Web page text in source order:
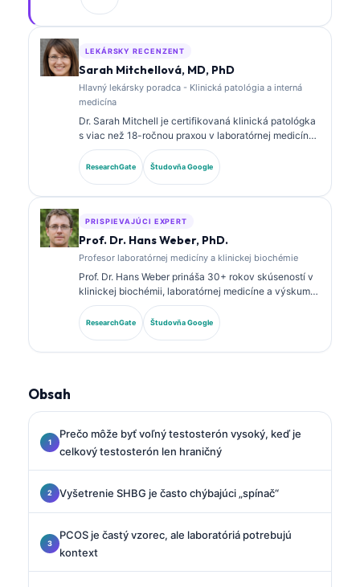
interpretácii biomarkerov a laboratórnej diagnostike v
oblasti laboratórnej medicíny.
LEKÁRSKY RECENZENT
Sarah Mitchellová, MD, PhD
Hlavný lekársky poradca - Klinická patológia a interná
medicína
Dr. Sarah Mitchell je certifikovaná klinická patológka
s viac než 18-ročnou praxou v laboratórnej medicíne
a diagnostickej analýze. Má špecializované
certifikácie v klinickej biochémii a rozsiahle
publikovala o paneloch biomarkerov a laboratórnej
ResearchGate Študovňa Google
PRISPIEVAJÚCI EXPERT
Prof. Dr. Hans Weber, PhD.
Profesor laboratórnej medicíny a klinickej biochémie
Prof. Dr. Hans Weber prináša 30+ rokov skúseností v
klinickej biochémii, laboratórnej medicíne a výskume
biomarkerov. Bývalý prezident Nemeckej spoločnosti
pre klinickú biochémiu, špecializuje sa na analýzu
diagnostických panelov, štandardizáciu biomarkerov
ResearchGate Študovňa Google
Obsah
Prečo môže byť voľný testosterón vysoký, keď je
celkový testosterón len hraničný
Vyšetrenie SHBG je často chýbajúci „spínač“
PCOS je častý vzorec, ale laboratóriá potrebujú
kontext